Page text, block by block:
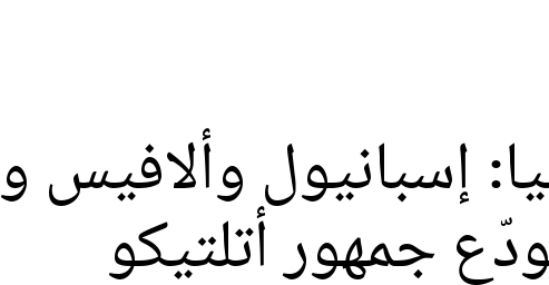
إسبانيول وألافيس
جمهور أتلتيكو